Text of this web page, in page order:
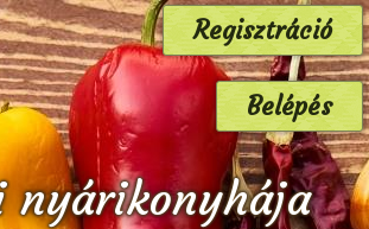
Regisztráció
Belépés
nyárikonyhája